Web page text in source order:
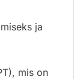
ja
mis on